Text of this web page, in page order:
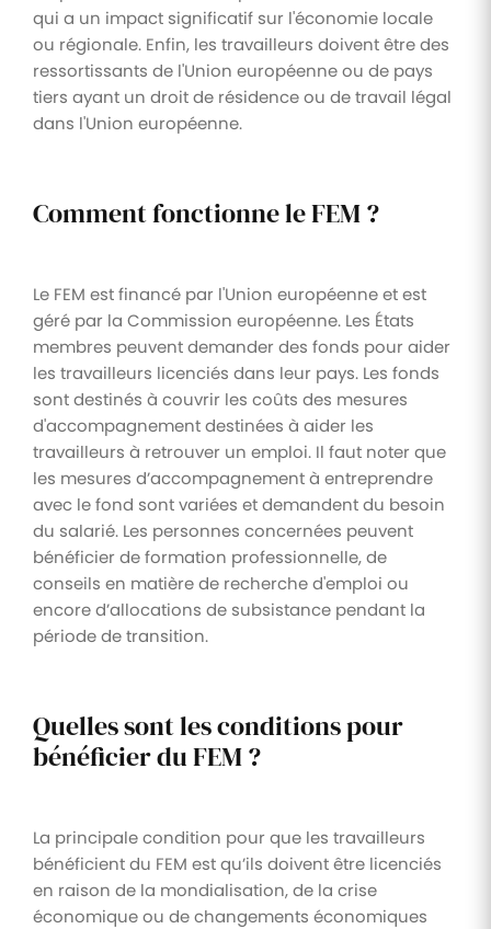
qui a un impact significatif sur l'économie locale
ou régionale. Enfin, les travailleurs doivent être des
ressortissants de l'Union européenne ou de pays
tiers ayant un droit de résidence ou de travail légal
dans l'Union européenne.
Comment fonctionne le FEM ?
Le FEM est financé par l'Union européenne et est
géré par la Commission européenne. Les États
membres peuvent demander des fonds pour aider
les travailleurs licenciés dans leur pays. Les fonds
sont destinés à couvrir les coûts des mesures
d'accompagnement destinées à aider les
travailleurs à retrouver un emploi. Il faut noter que
les mesures d’accompagnement à entreprendre
avec le fond sont variées et demandent du besoin
du salarié. Les personnes concernées peuvent
bénéficier de formation professionnelle, de
conseils en matière de recherche d'emploi ou
encore d’allocations de subsistance pendant la
période de transition.
Quelles sont les conditions pour
bénéficier du FEM ?
La principale condition pour que les travailleurs
bénéficient du FEM est qu’ils doivent être licenciés
en raison de la mondialisation, de la crise
économique ou de changements économiques